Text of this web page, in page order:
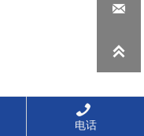

电话

